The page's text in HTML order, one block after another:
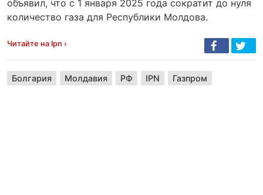
объявил, что с 1 января 2025 года сократит до нуля
количество газа для Республики Молдова.
Читайте на Ipn ›
Болгария Молдавия РФ IPN Газпром